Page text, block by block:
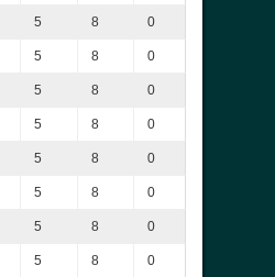
5 8 0
5 8 0
5 8 0
5 8 0
5 8 0
5 8 0
5 8 0
5 8 0